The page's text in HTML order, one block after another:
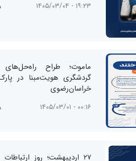
۱۹:۲۳ - ۱۴۰۵/۰۳/۰۴
ماموت؛ طراح
گردشگری هویت‌مبنا در
خراسان‌رضوی
۰۰:۱۶ - ۱۴۰۵/۰۳/۰۱
۲۷ اردیبهشت؛ روز